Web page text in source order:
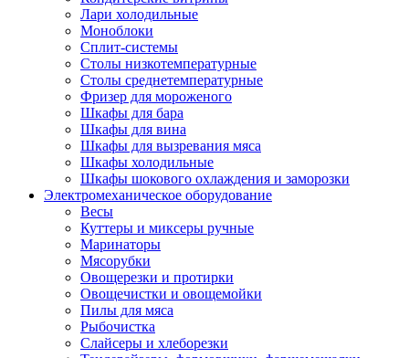
Лари холодильные
Моноблоки
Сплит-системы
Столы низкотемпературные
Столы среднетемпературные
Фризер для мороженого
Шкафы для бара
Шкафы для вина
Шкафы для вызревания мяса
Шкафы холодильные
Шкафы шокового охлаждения и заморозки
Электромеханическое оборудование
Весы
Куттеры и миксеры ручные
Маринаторы
Мясорубки
Овощерезки и протирки
Овощечистки и овощемойки
Пилы для мяса
Рыбочистка
Слайсеры и хлеборезки